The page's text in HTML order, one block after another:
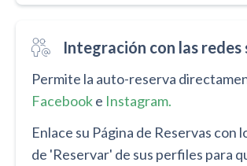
Integración con las redes
Permite la auto-reserva
Facebooke Instagram.
Enlace su Página de Reservas con
de 'Reservar' de sus perfiles para